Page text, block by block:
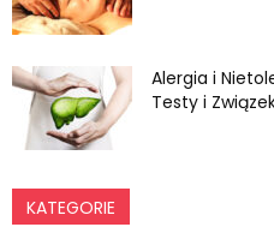
Alergia i
Testy i
KATEGORIE